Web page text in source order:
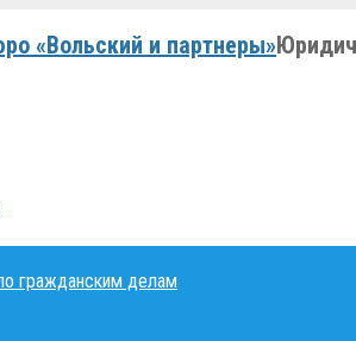
«Вольский и партнеры»
гражданским делам